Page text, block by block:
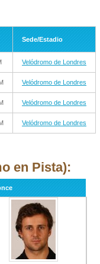
Sede/Estadio
Velódromo de Londres
Velódromo de Londres
Velódromo de Londres
Velódromo de Londres
en Pista):